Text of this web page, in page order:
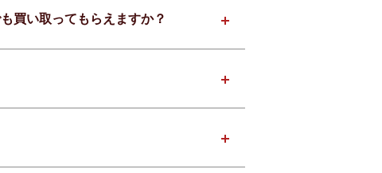
買い取ってもらえますか？